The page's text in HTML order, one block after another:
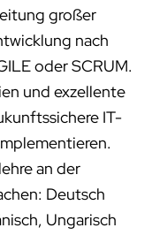
großer
nach
oder SCRUM.
und exzellente
IT-
an der
Deutsch
Ungarisch